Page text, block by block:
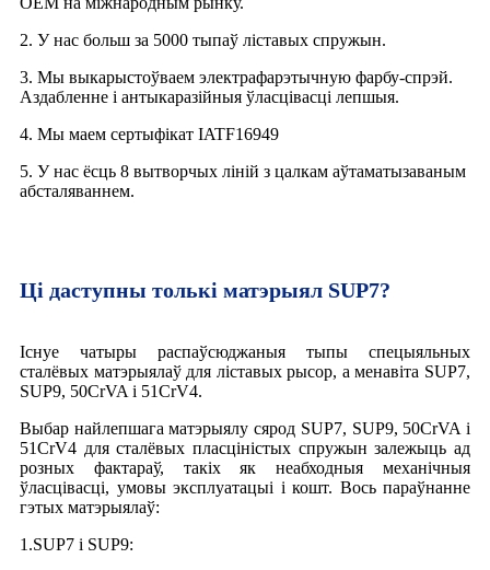
2. У нас больш за 5000 тыпаў ліставых спружын.
3. Мы выкарыстоўваем электрафарэтычную фарбу-спрэй.
Аздабленне і антыкаразійныя ўласцівасці лепшыя.
4. Мы маем сертыфікат IATF16949
5. У нас ёсць 8 вытворчых ліній з цалкам аўтаматызаваным
абсталяваннем.
Ці даступны толькі матэрыял SUP7?
Існуе чатыры распаўсюджаныя тыпы спецыяльных
сталёвых матэрыялаў для ліставых рысор, а менавіта SUP7,
SUP9, 50CrVA і 51CrV4.
Выбар найлепшага матэрыялу сярод SUP7, SUP9, 50CrVA і
51CrV4 для сталёвых пласціністых спружын залежыць ад
розных фактараў, такіх як неабходныя механічныя
ўласцівасці, умовы эксплуатацыі і кошт. Вось параўнанне
гэтых матэрыялаў:
1.SUP7 і SUP9: